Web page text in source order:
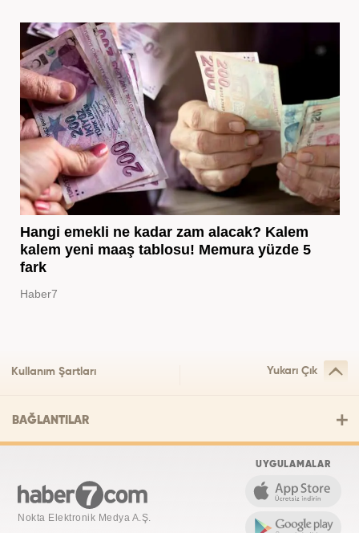
Hangi emekli ne kadar zam alacak? Kalem
kalem yeni maaş tablosu! Memura yüzde 5
fark
Haber7
Kullanım Şartları Yukarı Çık
BAĞLANTILAR
Nokta Elektronik Medya A.Ş.
UYGULAMALAR